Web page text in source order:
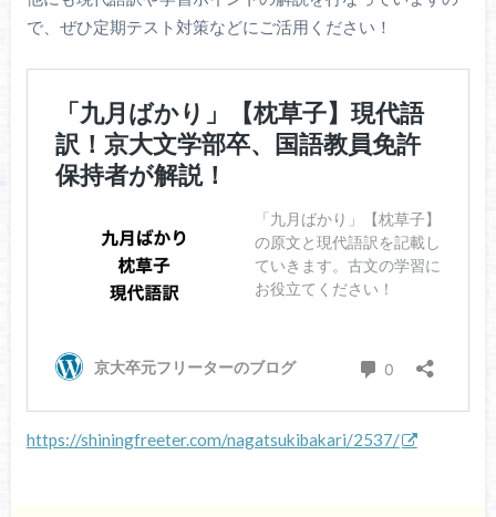
で、ぜひ定期テスト対策などにご活用ください！
https://shiningfreeter.com/nagatsukibakari/2537/